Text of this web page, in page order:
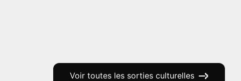
Voir toutes les sorties culturelles